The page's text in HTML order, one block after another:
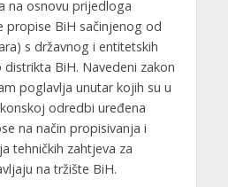
na osnovu prijedloga
propise BiH sačinjenog od
s državnog i entitetskih
BiH. Navedeni zakon
poglavlja unutar kojih su u
odredbi uređena
na način propisivanja i
tehničkih zahtjeva za
na tržište BiH.